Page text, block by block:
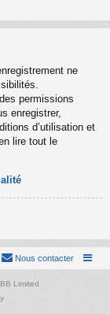
ne
permissions
enregistrer,
d’utilisation et
lire tout le
Nous contacter
Limited